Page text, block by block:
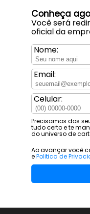
Conheça
Você será
oficial da
Nome:
Email:
Celular:
Precisamos dos
tudo certo e te
do universo de
Ao avançar você
ePolitica de